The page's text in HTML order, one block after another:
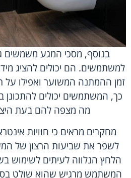
בנוסף, מסכי המגע משמשים
למשתמשים. הם יכולים להציג
זמן ההמתנה המשוער ואפילו על
כך, המשתמשים יכולים להתכונן
מה מצפה להם בעת
מחקרים מראים כי חוויות
לשפר את שביעות הרצון של
הלחץ הנלווה לעיתים לשימוש
המשתמש מרגיש שהוא שולט